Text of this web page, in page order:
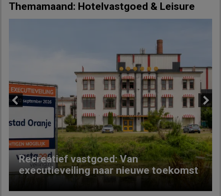
Themamaand: Hotelvastgoed & Leisure
Recreatief vastgoed: Van
executieveiling naar nieuwe toekomst
Next